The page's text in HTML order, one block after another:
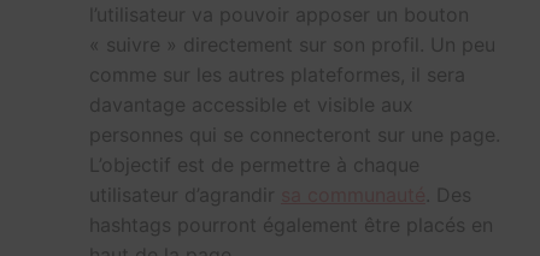
l’utilisateur va pouvoir apposer un bouton
« suivre » directement sur son profil. Un peu
comme sur les autres plateformes, il sera
davantage accessible et visible aux
personnes qui se connecteront sur une page.
L’objectif est de permettre à chaque
utilisateur d’agrandir
. Des
hashtags pourront également être placés en